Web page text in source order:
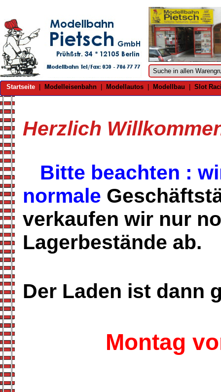
Startseite Modelleisenbahn Modellautos Modellbau Slot
Herzlich
Bitte beachten :
normale
verkaufen wir nur
Lagerbestände ab.
Der Laden ist dann
Montag